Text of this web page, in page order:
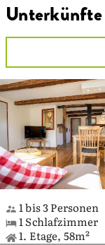
Unterkünfte
1 bis 3 Personen
1 Schlafzimmer
1. Etage, 58m²